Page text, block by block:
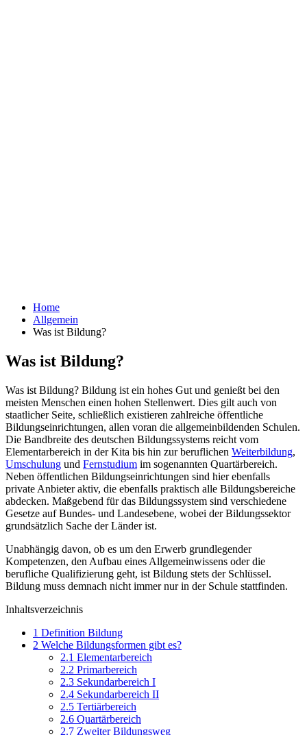
Home
Allgemein
Was ist Bildung?
Was ist Bildung?
Was ist Bildung? Bildung ist ein hohes Gut und genießt bei den
meisten Menschen einen hohen Stellenwert. Dies gilt auch von
staatlicher Seite, schließlich existieren zahlreiche öffentliche
Bildungseinrichtungen, allen voran die allgemeinbildenden Schulen.
Die Bandbreite des deutschen Bildungssystems reicht vom
Elementarbereich in der Kita bis hin zur beruflichen Weiterbildung,
Umschulung und Fernstudium im sogenannten Quartärbereich.
Neben öffentlichen Bildungseinrichtungen sind hier ebenfalls
private Anbieter aktiv, die ebenfalls praktisch alle Bildungsbereiche
abdecken. Maßgebend für das Bildungssystem sind verschiedene
Gesetze auf Bundes- und Landesebene, wobei der Bildungssektor
grundsätzlich Sache der Länder ist.
Unabhängig davon, ob es um den Erwerb grundlegender
Kompetenzen, den Aufbau eines Allgemeinwissens oder die
berufliche Qualifizierung geht, ist Bildung stets der Schlüssel.
Bildung muss demnach nicht immer nur in der Schule stattfinden.
Inhaltsverzeichnis
1 Definition Bildung
2 Welche Bildungsformen gibt es?
2.1 Elementarbereich
2.2 Primarbereich
2.3 Sekundarbereich I
2.4 Sekundarbereich II
2.5 Tertiärbereich
2.6 Quartärbereich
2.7 Zweiter Bildungsweg